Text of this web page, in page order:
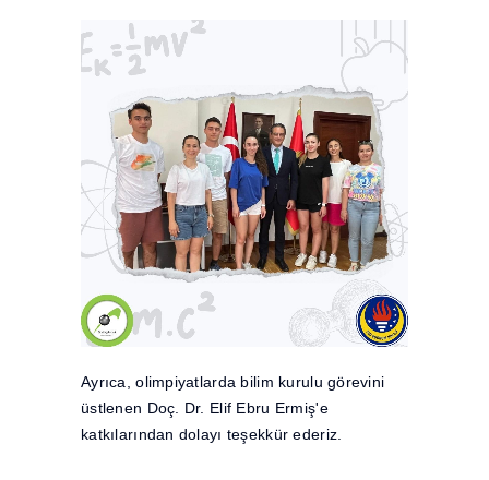
Ayrıca, olimpiyatlarda bilim kurulu görevini
üstlenen Doç. Dr. Elif Ebru Ermiş'e
katkılarından dolayı teşekkür ederiz.